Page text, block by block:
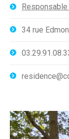
Responsable
34 rue